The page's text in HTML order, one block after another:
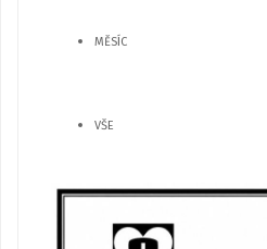
MĚSÍC
VŠE